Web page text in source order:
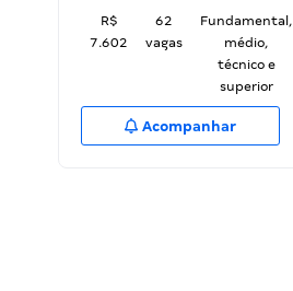
R$
7.602
62
vagas
Fundamental,
médio,
técnico e
superior
Acompanhar